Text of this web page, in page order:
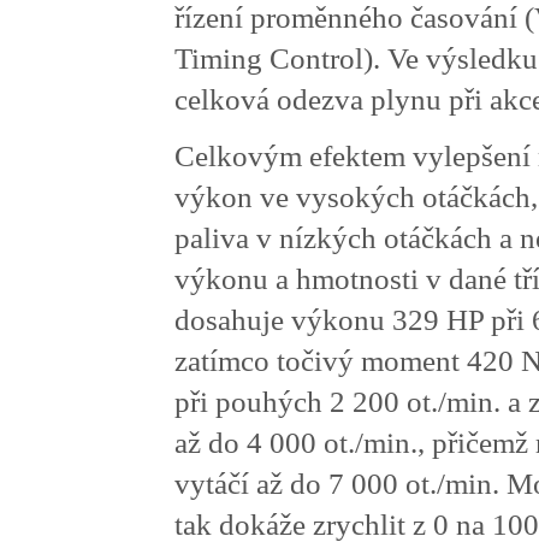
řízení proměnného časování
Timing Control). Ve
celková odezva plynu při
Celkovým efektem
výkon ve vysokých
paliva v nízkých otáčkách a
výkonu a hmotnosti v dané
dosahuje výkonu 329 HP při
zatímco točivý moment 420
při pouhých 2 200 ot./min. a
až do 4 000 ot./min., přičemž
vytáčí až do 7 000 ot./min.
tak dokáže zrychlit z 0 na